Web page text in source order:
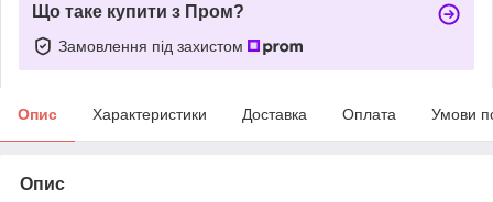
Що таке купити з Пром?
Замовлення під захистом
Опис Характеристики Доставка Оплата Умови
Опис